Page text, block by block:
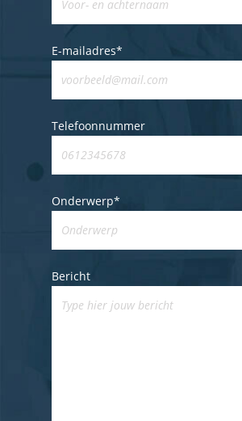
E-mailadres*
Telefoonnummer
Onderwerp*
Bericht